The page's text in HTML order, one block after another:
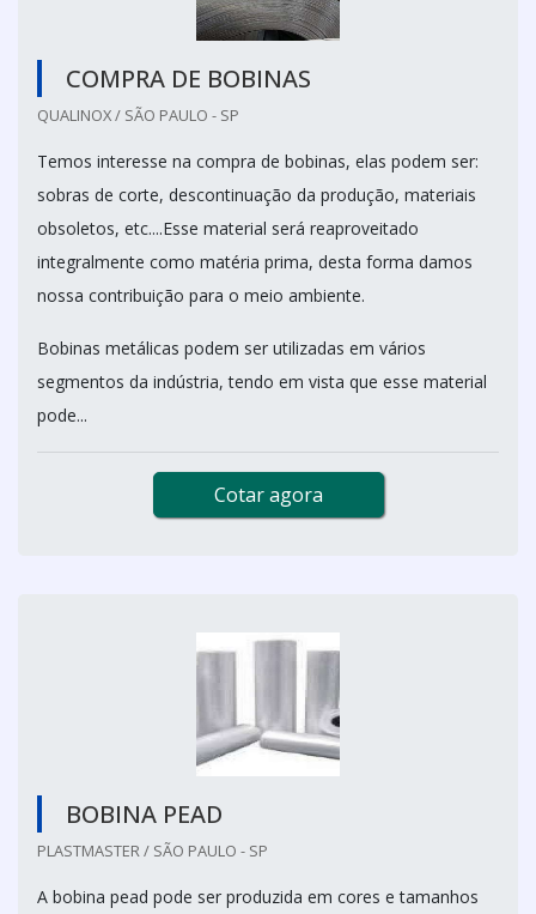
COMPRA DE BOBINAS
QUALINOX / SÃO PAULO - SP
Temos interesse na compra de bobinas, elas podem ser:
sobras de corte, descontinuação da produção, materiais
obsoletos, etc....Esse material será reaproveitado
integralmente como matéria prima, desta forma damos
nossa contribuição para o meio ambiente.
Bobinas metálicas podem ser utilizadas em vários
segmentos da indústria, tendo em vista que esse material
pode...
Cotar agora
BOBINA PEAD
PLASTMASTER / SÃO PAULO - SP
A bobina pead pode ser produzida em cores e tamanhos